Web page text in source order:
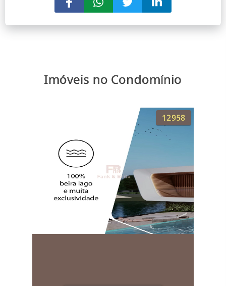
Imóveis no Condomínio
12958